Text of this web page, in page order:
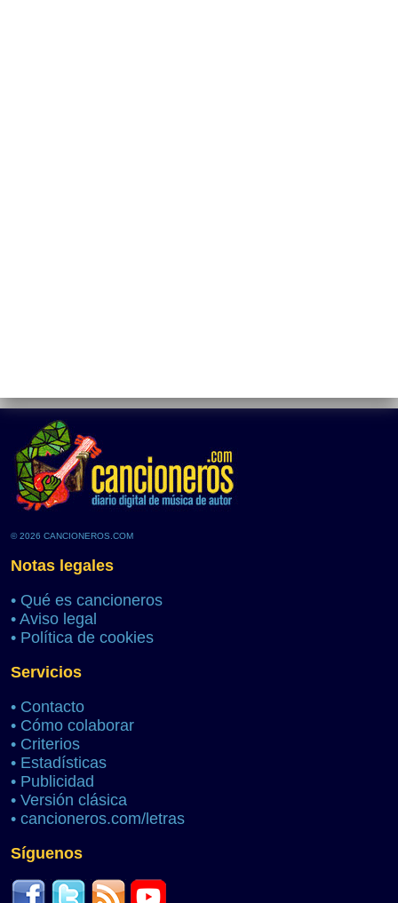
© 2026 CANCIONEROS.COM
Notas legales
• Qué es cancioneros
• Aviso legal
• Política de cookies
Servicios
• Contacto
• Cómo colaborar
• Criterios
• Estadísticas
• Publicidad
• Versión clásica
• cancioneros.com/letras
Síguenos